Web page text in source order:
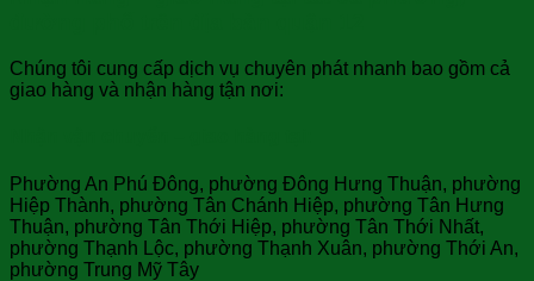
Chúng tôi cung cấp dịch vụ chuyên phát nhanh bao gồm cả
giao hàng và nhận hàng tận nơi:
Phường An Phú Đông, phường Đông Hưng Thuận, phường
Hiệp Thành, phường Tân Chánh Hiệp, phường Tân Hưng
Thuận, phường Tân Thới Hiệp, phường Tân Thới Nhất,
phường Thạnh Lộc, phường Thạnh Xuân, phường Thới An,
phường Trung Mỹ Tây